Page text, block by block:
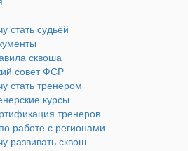
стать судьёй
сквоша
совет ФСР
стать тренером
курсы
тренеров
работе с регионами
развивать сквош